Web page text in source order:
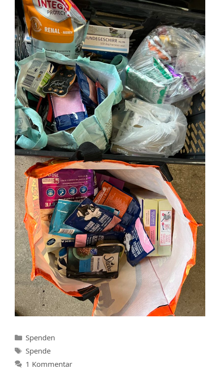
Kategorien
Spenden
Schlagwörter
Spende
1 Kommentar